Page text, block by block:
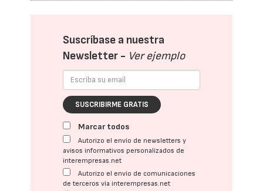
Suscríbase a nuestra
Newsletter - Ver ejemplo
SUSCRIBIRME GRATIS
Marcar todos
Autorizo el envío de newsletters y
avisos informativos personalizados de
interempresas.net
Autorizo el envío de comunicaciones
de terceros vía interempresas.net